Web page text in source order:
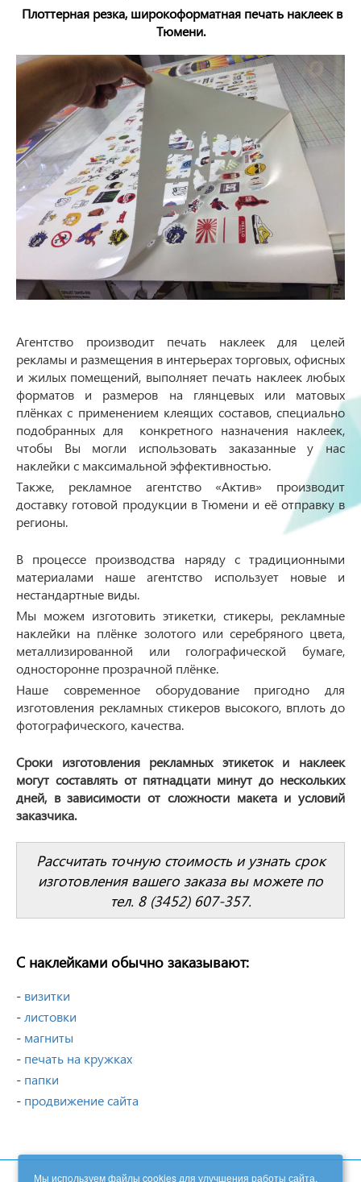
Плоттерная резка, широкоформатная печать наклеек в
Тюмени.
Агентство производит печать наклеек для целей
рекламы и размещения в интерьерах торговых, офисных
и жилых помещений, выполняет печать наклеек любых
форматов и размеров на глянцевых или матовых
плёнках с применением клеящих составов, специально
подобранных для конкретного назначения наклеек,
чтобы Вы могли использовать заказанные у нас
наклейки с максимальной эффективностью.
Также, рекламное агентство «Актив» производит
доставку готовой продукции в Тюмени и её отправку в
регионы.
В процессе производства наряду с традиционными
материалами наше агентство использует новые и
нестандартные виды.
Мы можем изготовить этикетки, стикеры, рекламные
наклейки на плёнке золотого или серебряного цвета,
металлизированной или голографической бумаге,
односторонне прозрачной плёнке.
Наше современное оборудование пригодно для
изготовления рекламных стикеров высокого, вплоть до
фотографического, качества.
Сроки изготовления рекламных этикеток и наклеек
могут составлять от пятнадцати минут до нескольких
дней, в зависимости от сложности макета и условий
заказчика.
Рассчитать точную стоимость и узнать срок
изготовления вашего заказа вы можете по
тел. 8 (3452) 607-357.
С наклейками обычно заказывают:
- визитки
-листовки
- магниты
- печать на кружках
- папки
- продвижение сайта
Мы используем файлы cookies для улучшения работы сайта.